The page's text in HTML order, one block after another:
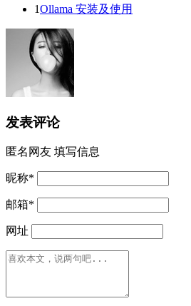
1Ollama 安装及使用
发表评论
匿名网友 填写信息
昵称*
邮箱*
网址